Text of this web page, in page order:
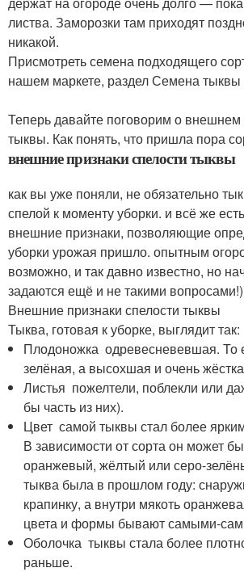
листва. Заморозки там приходят
никакой.
Присмотреть семена подходящего
нашем маркете, раздел Семена тыквы
Теперь давайте поговорим о
тыквы. Как понять, что пришла пора
внешние признаки спелости тыквы
как вы уже поняли, не обязательно
спелой к моменту уборки. и всё же
внешние признаки, позволяющие
уборки урожая пришло. опытным
возможно, и так давно известно, но
задаются ещё и не такими
Внешние признаки спелости тыквы
Тыква, готовая к уборке, выглядит так:
Плодоножка одревесневевшая. То
зелёная, а высохшая и очень
Листья пожелтели, поблекли или
бы часть из них).
Цвет самой тыквы стал более
В зависимости от сорта он может
оранжевый, жёлтый или серо-
тыква была в прошлом году:
крапинку, а внутри мякоть
цвета и формы бывают самыми-
Оболочка тыквы стала более
раньше.